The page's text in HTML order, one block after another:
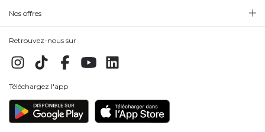
Nos offres
Retrouvez-nous sur
Téléchargez l'app